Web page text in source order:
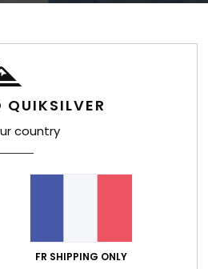
QUIKSILVER
country
FR SHIPPING ONLY